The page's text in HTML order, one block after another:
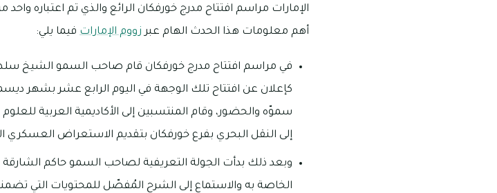
الإمارات مراسم افتتاح مدرج خورفكان الرائع والذي تم اعتباره
أهم معلومات هذا الحدث الهام عبر زووم الإمارات فيما يلي:
في مراسم افتتاح مدرج خورفكان قام صاحب السمو الشيخ
سموّه والحضور، وقام المنتسبين إلى الأكاديمية العربية
إلى النقل البحري بفرع خورفكان بتقديم الاستعراض العسكري
وبعد ذلك بدأت الجولة التعريفية لصاحب السمو حاكم
الخاصة به والاستماع إلى الشرح المُفصّل للمحتويات التي